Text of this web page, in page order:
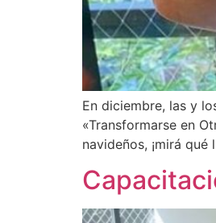
En diciembre, las y
«Transformarse en
navideños, ¡mirá